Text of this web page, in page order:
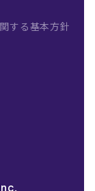
する基本方針